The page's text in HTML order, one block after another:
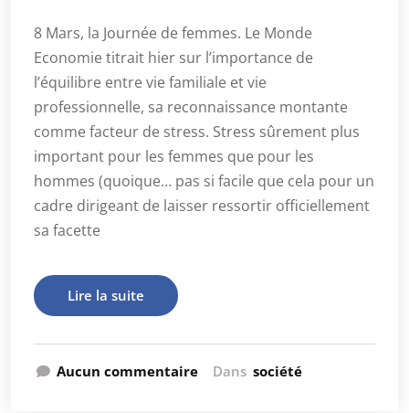
8 Mars, la Journée de femmes. Le Monde
Economie titrait hier sur l’importance de
l’équilibre entre vie familiale et vie
professionnelle, sa reconnaissance montante
comme facteur de stress. Stress sûrement plus
important pour les femmes que pour les
hommes (quoique… pas si facile que cela pour un
cadre dirigeant de laisser ressortir officiellement
sa facette
Lire la suite
Aucun commentaire Dans société